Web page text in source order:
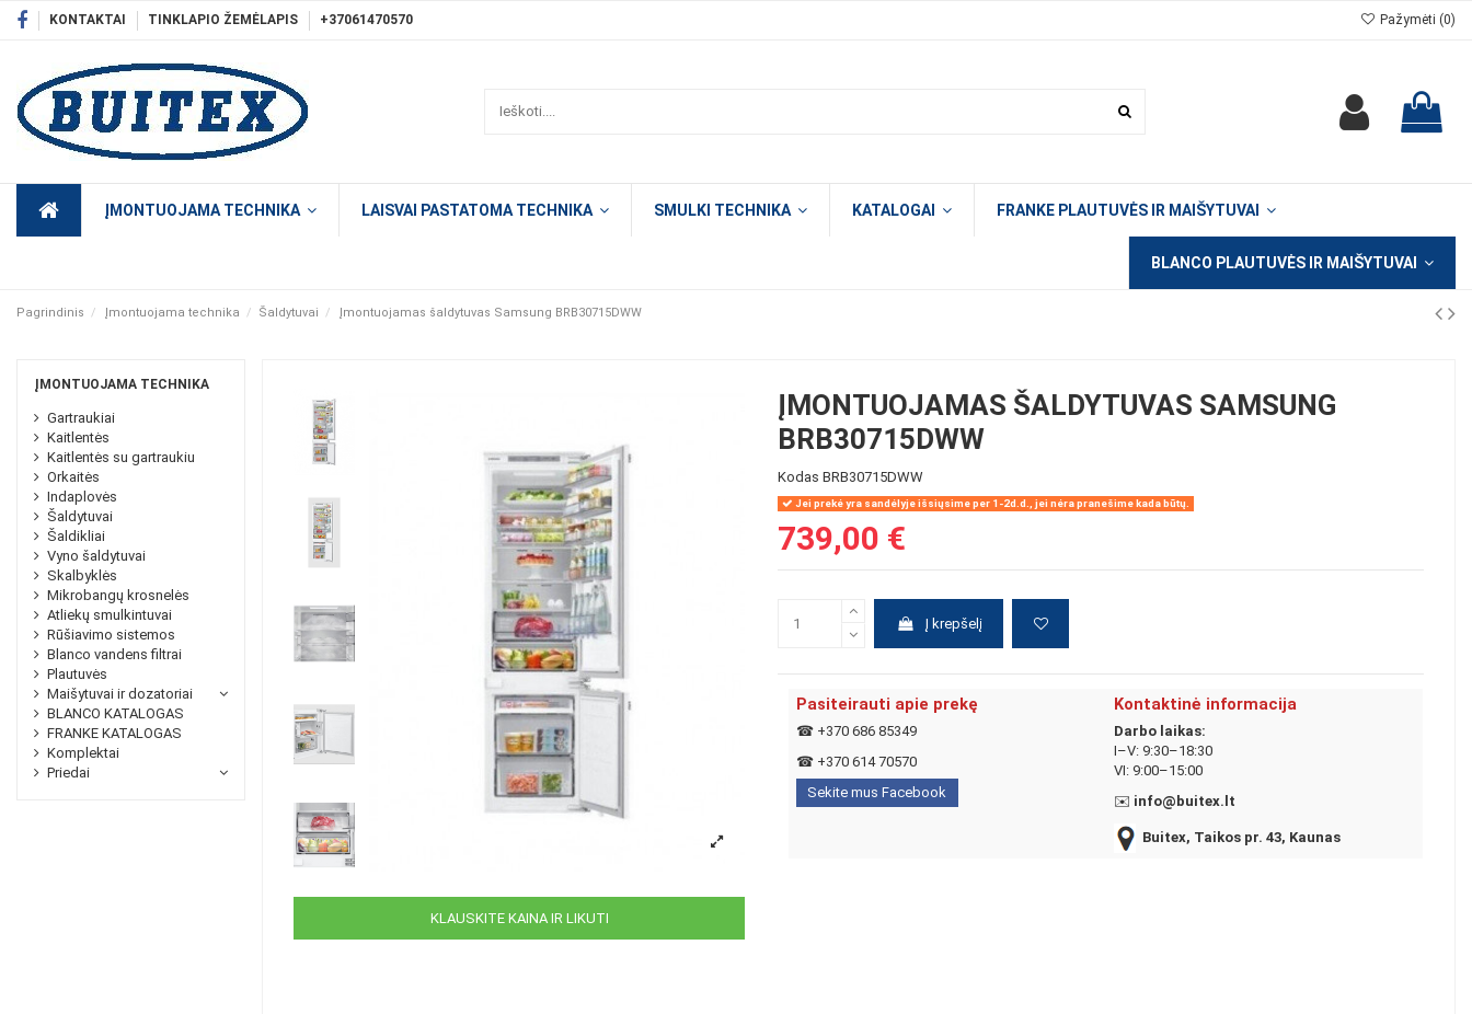
KONTAKTAI TINKLAPIO ŽEMĖLAPIS +37061470570 Pažymėti (0)
ĮMONTUOJAMA TECHNIKA LAISVAI PASTATOMA TECHNIKA SMULKI TECHNIKA KATALOGAI FRANKE PLAUTUVĖS IR MAIŠYTUVAI
BLANCO PLAUTUVĖS IR MAIŠYTUVAI
Pagrindinis Įmontuojama technika Šaldytuvai Įmontuojamas šaldytuvas Samsung BRB30715DWW
KLAUSKITE KAINA IR LIKUTI
ĮMONTUOJAMAS ŠALDYTUVAS SAMSUNG
BRB30715DWW
Kodas BRB30715DWW
Jei prekė yra sandėlyje išsiųsime per 1-2d.d., jei nėra pranešime kada būtų.
739,00 €
Į krepšelį
Pasiteirauti apie prekę
☎ +370 686 85349
☎ +370 614 70570
Sekite mus Facebook
Kontaktinė informacija
Darbo laikas:
I–V: 9:30–18:30
VI: 9:00–15:00
✉️ info@buitex.lt
Buitex, Taikos pr. 43, Kaunas
ĮMONTUOJAMA TECHNIKA
Gartraukiai
Kaitlentės
Kaitlentės su gartraukiu
Orkaitės
Indaplovės
Šaldytuvai
Šaldikliai
Vyno šaldytuvai
Skalbyklės
Mikrobangų krosnelės
Atliekų smulkintuvai
Rūšiavimo sistemos
Blanco vandens filtrai
Plautuvės
Maišytuvai ir dozatoriai
BLANCO KATALOGAS
FRANKE KATALOGAS
Komplektai
Priedai